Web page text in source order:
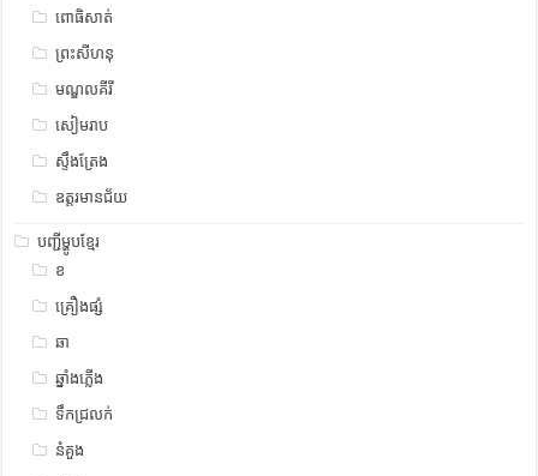
ពោធិសាត់
ព្រះសីហនុ
មណ្ឌលគីរី
សៀមរាប
ស្ទឹង​​ត្រែង
ឧត្ដរមានជ័យ
បញ្ជីម្ហូបខ្មែរ
ខ
គ្រឿងផ្សំ
ឆា
ឆ្នាំងភ្លើង
ទឹកជ្រលក់
នំគួង